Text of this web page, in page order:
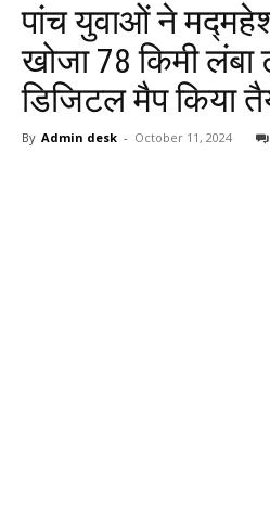
पांच युवाओं ने
खोजा 78 किमी
डिजिटल मैप किया
By Admin desk - October 11, 2024